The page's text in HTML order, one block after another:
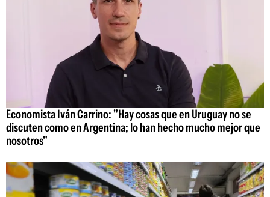
Economista Iván Carrino: "Hay cosas que en Uruguay no se
discuten como en Argentina; lo han hecho mucho mejor que
nosotros"